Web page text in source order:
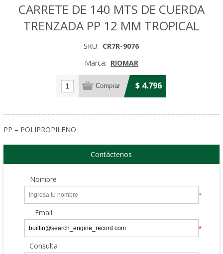
CARRETE DE 140 MTS DE CUERDA
TRENZADA PP 12 MM TROPICAL
SKU: CR7R-9076
Marca: RIOMAR
$ 4.796
PP = POLIPROPILENO
Contáctenos
Nombre
*
Email
*
Consulta